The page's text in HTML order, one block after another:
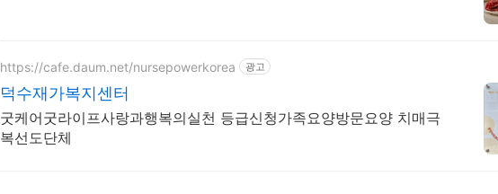
https://cafe.daum.net/nursepowerkorea 광고
덕수재가복지센터
굿케어굿라이프사랑과행복의실천 등급신청가족요양방문요양 치매극
복선도단체